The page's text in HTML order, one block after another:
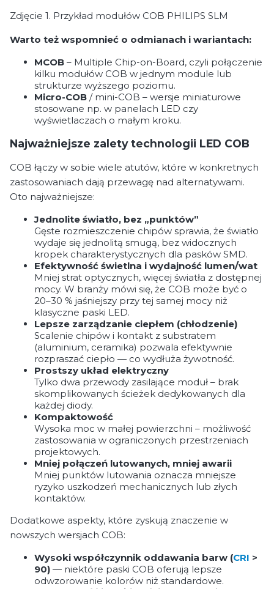
Zdjęcie 1. Przykład modułów COB PHILIPS SLM
Warto też wspomnieć o odmianach i wariantach:
MCOB – Multiple Chip-on-Board, czyli połączenie
kilku modułów COB w jednym module lub
strukturze wyższego poziomu.
Micro-COB / mini-COB – wersje miniaturowe
stosowane np. w panelach LED czy
wyświetlaczach o małym kroku.
Najważniejsze zalety technologii LED COB
COB łączy w sobie wiele atutów, które w konkretnych
zastosowaniach dają przewagę nad alternatywami.
Oto najważniejsze:
Jednolite światło, bez „punktów”
Gęste rozmieszczenie chipów sprawia, że światło
wydaje się jednolitą smugą, bez widocznych
kropek charakterystycznych dla pasków SMD.
Efektywność świetlna i wydajność lumen/wat
Mniej strat optycznych, więcej światła z dostępnej
mocy. W branży mówi się, że COB może być o
20–30 % jaśniejszy przy tej samej mocy niż
klasyczne paski LED.
Lepsze zarządzanie ciepłem (chłodzenie)
Scalenie chipów i kontakt z substratem
(aluminium, ceramika) pozwala efektywnie
rozpraszać ciepło — co wydłuża żywotność.
Prostszy układ elektryczny
Tylko dwa przewody zasilające moduł – brak
skomplikowanych ścieżek dedykowanych dla
każdej diody.
Kompaktowość
Wysoka moc w małej powierzchni – możliwość
zastosowania w ograniczonych przestrzeniach
projektowych.
Mniej połączeń lutowanych, mniej awarii
Mniej punktów lutowania oznacza mniejsze
ryzyko uszkodzeń mechanicznych lub złych
kontaktów.
Dodatkowe aspekty, które zyskują znaczenie w
nowszych wersjach COB:
Wysoki współczynnik oddawania barw (CRI >
90) — niektóre paski COB oferują lepsze
odwzorowanie kolorów niż standardowe.